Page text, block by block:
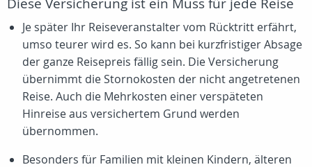
Je später Ihr Reiseveranstalter vom Rücktritt erfährt,
umso teurer wird es. So kann bei kurzfristiger Absage
der ganze Reisepreis fällig sein. Die Versicherung
übernimmt die Stornokosten der nicht angetretenen
Reise. Auch die Mehrkosten einer verspäteten
Hinreise aus versichertem Grund werden
übernommen.
Besonders für Familien mit kleinen Kindern, älteren